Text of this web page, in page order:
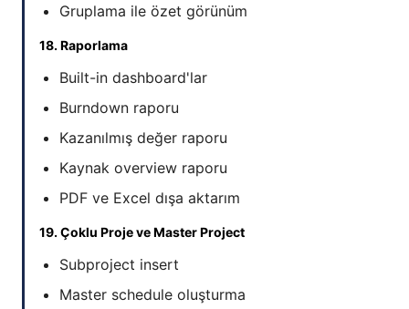
Gruplama ile özet görünüm
18. Raporlama
Built-in dashboard'lar
Burndown raporu
Kazanılmış değer raporu
Kaynak overview raporu
PDF ve Excel dışa aktarım
19. Çoklu Proje ve Master Project
Subproject insert
Master schedule oluşturma